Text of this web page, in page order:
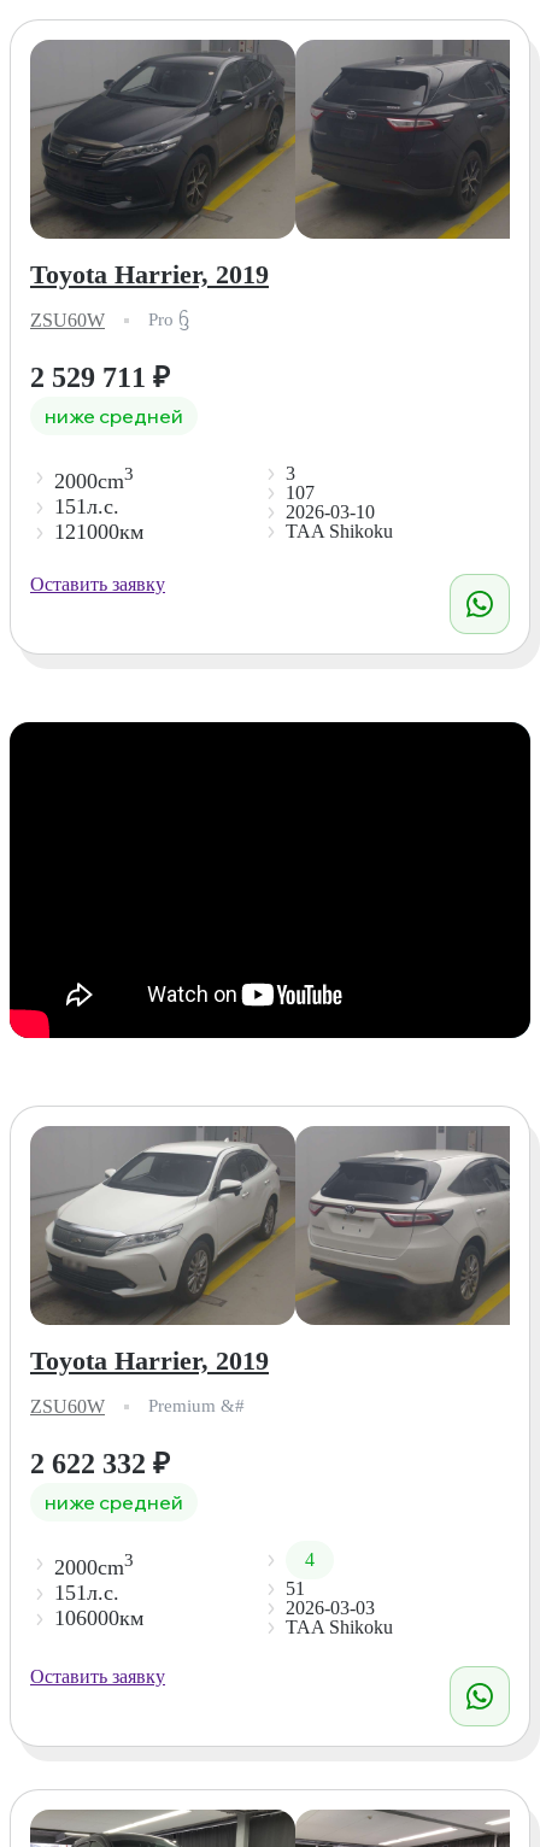
Toyota Harrier, 2019
ZSU60W Pro ᦌ
2 529 711 ₽
ниже средней
2000cm3
151л.с.
121000км
3
107
2026-03-10
TAA Shikoku
Оставить заявку
Toyota Harrier, 2019
ZSU60W Premium &#
2 622 332 ₽
ниже средней
2000cm3
151л.с.
106000км
4
51
2026-03-03
TAA Shikoku
Оставить заявку